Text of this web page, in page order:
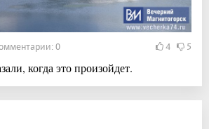
0 4 5
когда это произойдет.